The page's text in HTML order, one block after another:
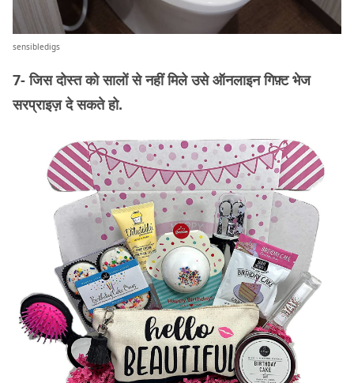
sensibledigs
7- जिस दोस्त को सालों से नहीं मिले उसे ऑनलाइन गिफ़्ट भेज
सरप्राइज़ दे सकते हो.